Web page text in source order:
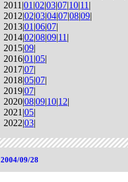
2011|01 |02|03|07|10|11 |
2012|02|03|04|07|08|09|
2013|01 |06|07|
2014|02|08|09|11 |
2015|09|
2016|01 |05|
2017|07|
2018|05|07|
2019|07|
2020|08|09|10|12|
2021|05|
2022|03|
2004/09/28